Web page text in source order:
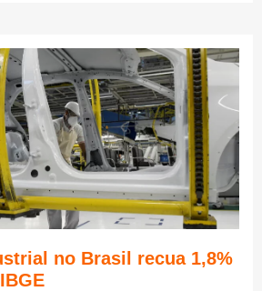
no Brasil recua 1,8%